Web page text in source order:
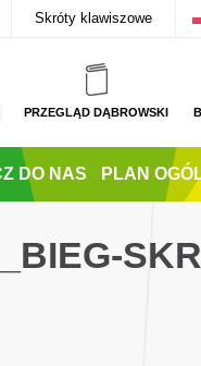
Skróty klawiszowe
PRZEGLĄD DĄBROWSKI
DO NAS PLAN